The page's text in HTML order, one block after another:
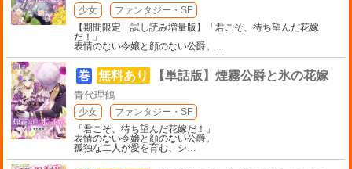
少女
ファンタジー・SF
【期間限定 試し読み増量版】「君こそ、待ち望んだ花嫁
だ！」
表情のない令嬢と顔のない公爵。
巻 無料あり 【単話版】煙霧公爵と氷の花嫁
青代理鶴
少女
ファンタジー・SF
「君こそ、待ち望んだ花嫁だ！」
表情のない令嬢と顔のない公爵。
孤独な二人が愛を育む、シ